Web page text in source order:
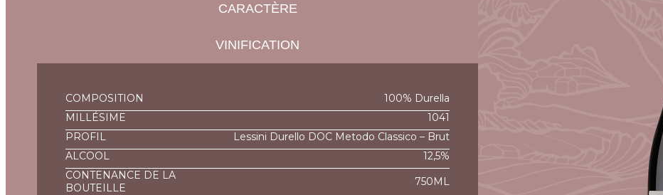
CARACTÈRE
VINIFICATION
COMPOSITION
100% Durella
MILLÉSIME
1041
PROFIL
Lessini Durello DOC Metodo Classico – Brut
ALCOOL
12,5%
CONTENANCE DE LA
BOUTEILLE
750ML